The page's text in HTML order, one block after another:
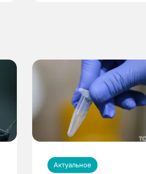
Актуальное